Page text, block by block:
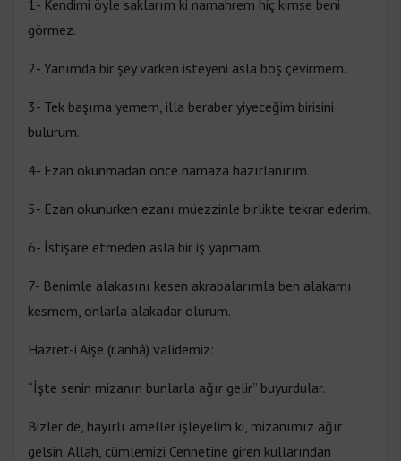
1- Kendimi öyle saklarım ki namahrem hiç kimse beni
görmez.
2- Yanımda bir şey varken isteyeni asla boş çevirmem.
3- Tek başıma yemem, illa beraber yiyeceğim birisini
bulurum.
4- Ezan okunmadan önce namaza hazırlanırım.
5- Ezan okunurken ezanı müezzinle birlikte tekrar ederim.
6- İstişare etmeden asla bir iş yapmam.
7- Benimle alakasını kesen akrabalarımla ben alakamı
kesmem, onlarla alakadar olurum.
Hazret-i Aişe (r.anhâ) validemiz:
“İşte senin mizanın bunlarla ağır gelir” buyurdular.
Bizler de, hayırlı ameller işleyelim ki, mizanımız ağır
gelsin. Allah, cümlemizi Cennetine giren kullarından